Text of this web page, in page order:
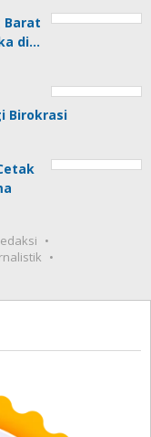
Barat
di…
Birokrasi